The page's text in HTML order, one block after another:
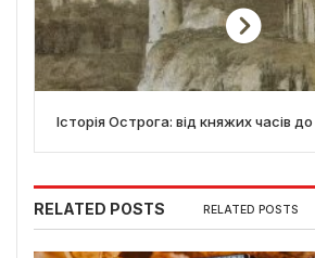
Історія Острога: від княжих часів
RELATED POSTS RELATED POSTS